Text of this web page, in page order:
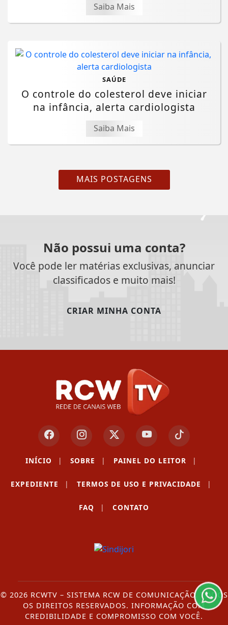
Saiba Mais
SAÚDE
O controle do colesterol deve iniciar
na infância, alerta cardiologista
Saiba Mais
MAIS POSTAGENS
Não possui uma conta?
Você pode ler matérias exclusivas, anunciar
classificados e muito mais!
CRIAR MINHA CONTA
INÍCIO | SOBRE | PAINEL DO LEITOR |
EXPEDIENTE | TERMOS DE USO E PRIVACIDADE |
FAQ | CONTATO
© 2026 RCWTV – SISTEMA RCW DE COMUNICAÇÃO. TODOS
OS DIREITOS RESERVADOS. INFORMAÇÃO COM
CREDIBILIDADE E COMPROMISSO COM VOCÊ.
Esse site utiliza cookies para melhorar sua
experiência de navegação. Ao continuar o acesso,
CLICANDO AQUI
PROSSEGUIR